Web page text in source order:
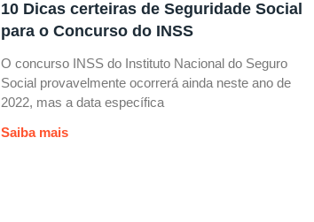
10 Dicas certeiras de Seguridade Social
para o Concurso do INSS
O concurso INSS do Instituto Nacional do Seguro
Social provavelmente ocorrerá ainda neste ano de
2022, mas a data específica
Saiba mais